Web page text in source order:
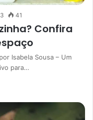
41
Confira
Isabela Sousa – Um
para…